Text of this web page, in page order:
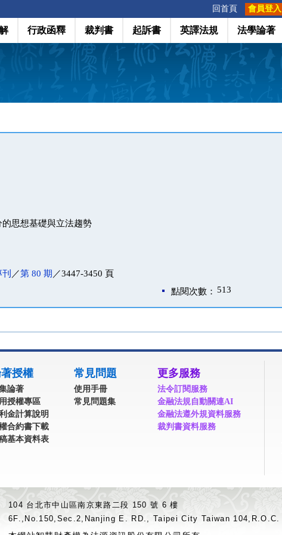
回首頁 會員登入
行政函釋 裁判書 起訴書 英譯法規 法學論著
思想基礎與立法趨勢
／第 80 期 ／3447-3450 頁
點閱次數： 513
授權
論著
授權專區
金計算說明
合約書下載
基本資料表
常見問題
使用手冊
常見問題集
更多服務
法令訂閱服務
金融法規自動關連AI
金融法遵外規資料服務
裁判書資料服務
104 台北市中山區南京東路二段 150 號 6 樓
6F.,No.150,Sec.2,Nanjing E. RD., Taipei City Taiwan 104,R.O.C.